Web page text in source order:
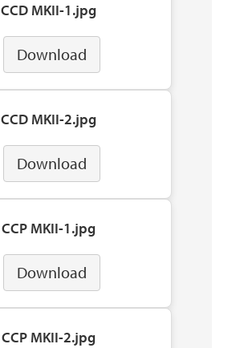
CCD MKII-1.jpg
Download
CCD MKII-2.jpg
Download
CCP MKII-1.jpg
Download
CCP MKII-2.jpg